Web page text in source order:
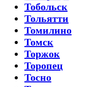
Тобольск
Тольятти
Томилино
Томск
Торжок
Торопец
Тосно